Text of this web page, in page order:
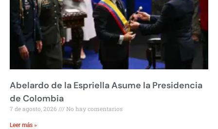
Abelardo de la Espriella Asume la Presidencia
de Colombia
7 de agosto, 2026 No hay comentarios
Leer más »